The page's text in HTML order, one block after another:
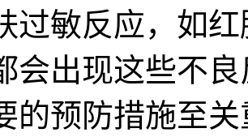
过敏反应，如
会出现这些不
的预防措施至